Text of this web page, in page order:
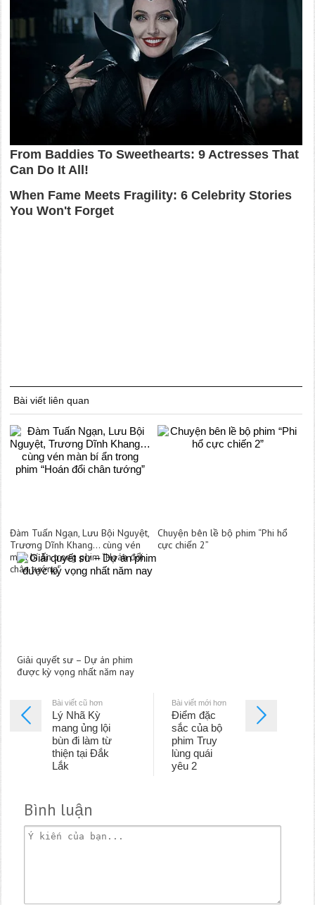
Bài viết liên quan
Đàm Tuấn Ngạn, Lưu Bội Nguyệt,
Trương Dĩnh Khang… cùng vén
màn bí ẩn trong phim “Hoán đổi
chân tướng”
Chuyện bên lề bộ phim “Phi hổ
cực chiến 2”
Giải quyết sư – Dự án phim
được kỳ vọng nhất năm nay
Bài viết cũ hơn
Lý Nhã Kỳ
mang ủng lội
bùn đi làm từ
thiện tại Đắk
Lắk
Bài viết mới hơn
Điểm đặc
sắc của bộ
phim Truy
lùng quái
yêu 2
Bình luận